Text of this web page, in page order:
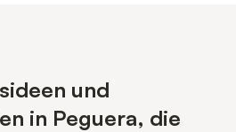
und
in Peguera, die